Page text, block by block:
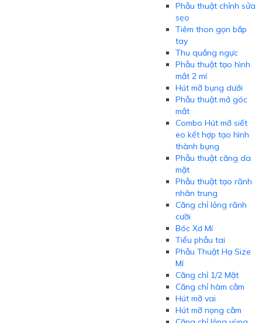
Phẫu thuật chỉnh sửa
sẹo
Tiêm thon gọn bắp
tay
Thu quầng ngực
Phẫu thuật tạo hình
mắt 2 mí
Hút mỡ bụng dưới
Phẫu thuật mở góc
mắt
Combo Hút mỡ siết
eo kết hợp tạo hình
thành bụng
Phẫu thuật căng da
mặt
Phẫu thuật tạo rãnh
nhân trung
Căng chỉ lỏng rãnh
cười
Bóc Xơ Mí
Tiểu phẫu tai
Phẫu Thuật Hạ Size
Mí
Căng chỉ 1/2 Mặt
Căng chỉ hàm cằm
Hút mỡ vai
Hút mỡ nọng cằm